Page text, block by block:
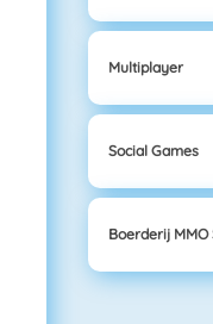
Multiplayer
Social Games
Boerderij MMO